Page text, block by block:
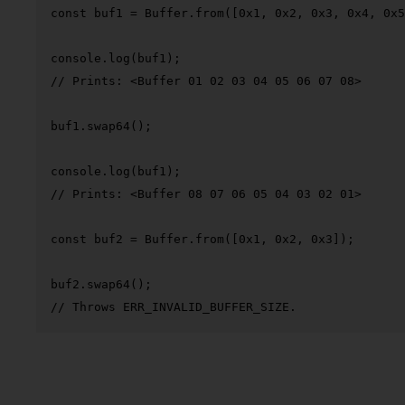
const buf1 = Buffer . from ([ 0x1 , 0x2 , 0x3 , 0x4 , 0x5
console . log
// Prints: <Buffer 01 02 03 04 05 06 07 08>
buf1. swap64 ();
console . log
// Prints: <Buffer 08 07 06 05 04 03 02 01>
const buf2 = Buffer . from ([ 0x1 , 0x2 , 0x3 ]);
buf2. swap64
// Throws ERR_INVALID_BUFFER_SIZE.